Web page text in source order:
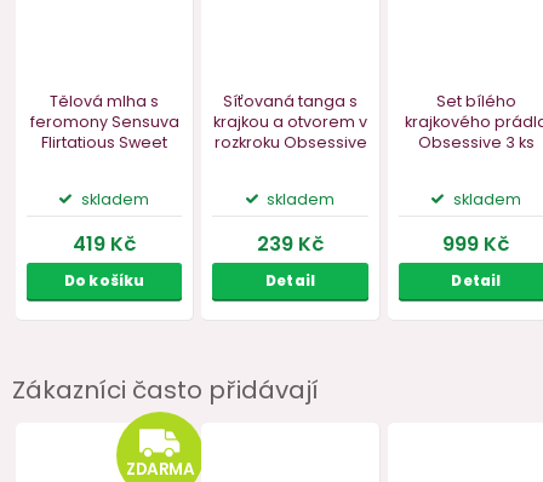
Bestseller
Zákazníci často přidávají